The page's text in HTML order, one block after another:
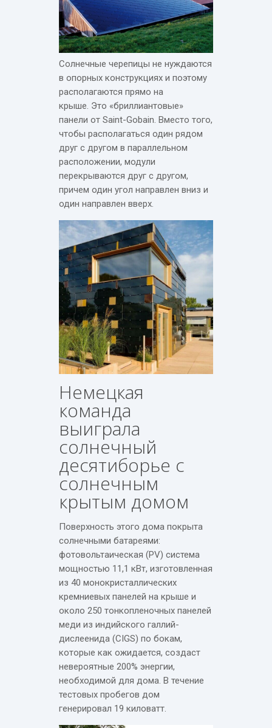
Солнечные черепицы не нуждаются
в опорных конструкциях и поэтому
располагаются прямо на
крыше. Это «бриллиантовые»
панели от Saint-Gobain. Вместо того,
чтобы располагаться один рядом
друг с другом в параллельном
расположении, модули
перекрываются друг с другом,
причем один угол направлен вниз и
один направлен вверх.
Немецкая
команда
выиграла
солнечный
десятиборье с
солнечным
крытым домом
Поверхность этого дома покрыта
солнечными батареями:
фотовольтаическая (PV) система
мощностью 11,1 кВт, изготовленная
из 40 монокристаллических
кремниевых панелей на крыше и
около 250 тонкопленочных панелей
меди из индийского галлий-
дислеенида (CIGS) по бокам,
которые как ожидается, создаст
невероятные 200% энергии,
необходимой для дома. В течение
тестовых пробегов дом
генерировал 19 киловатт.